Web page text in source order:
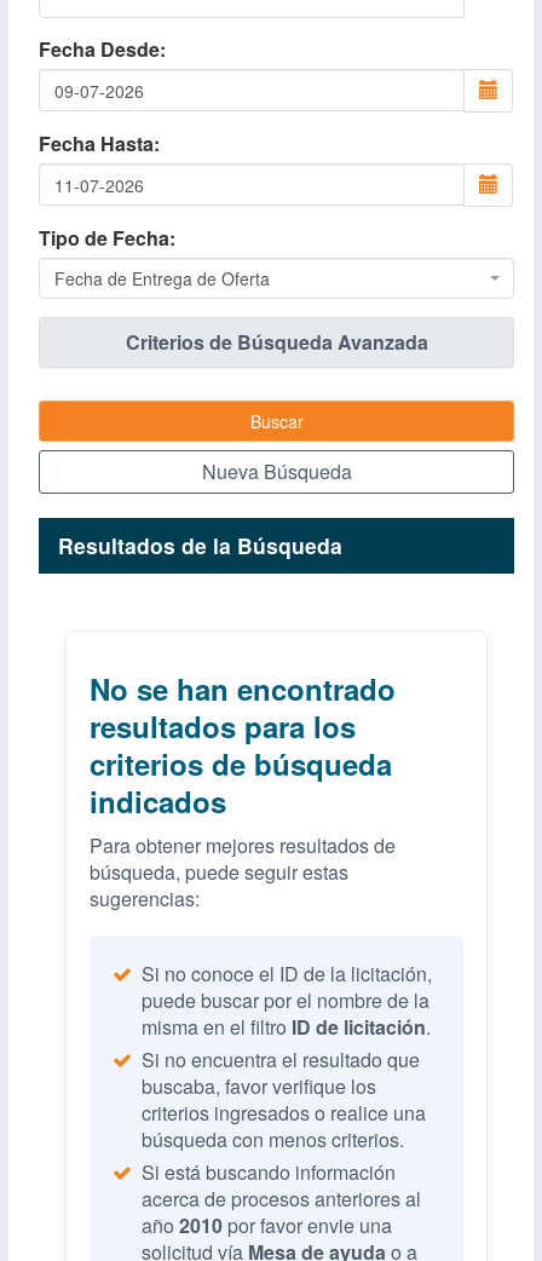
Fecha Desde
Fecha Hasta
Tipo de Fecha
Fecha de Entrega de Oferta
Criterios de Búsqueda Avanzada
Buscar
Nueva Búsqueda
Resultados de la Búsqueda
No se han encontrado
resultados para los
criterios de búsqueda
indicados
Para obtener mejores resultados de
búsqueda, puede seguir estas
sugerencias:
Si no conoce el ID de la licitación,
puede buscar por el nombre de la
misma en el filtro ID de licitación.
Si no encuentra el resultado que
buscaba, favor verifique los
criterios ingresados o realice una
búsqueda con menos criterios.
Si está buscando información
acerca de procesos anteriores al
año2010 por favor envie una
solicitud vía Mesa de ayudao a